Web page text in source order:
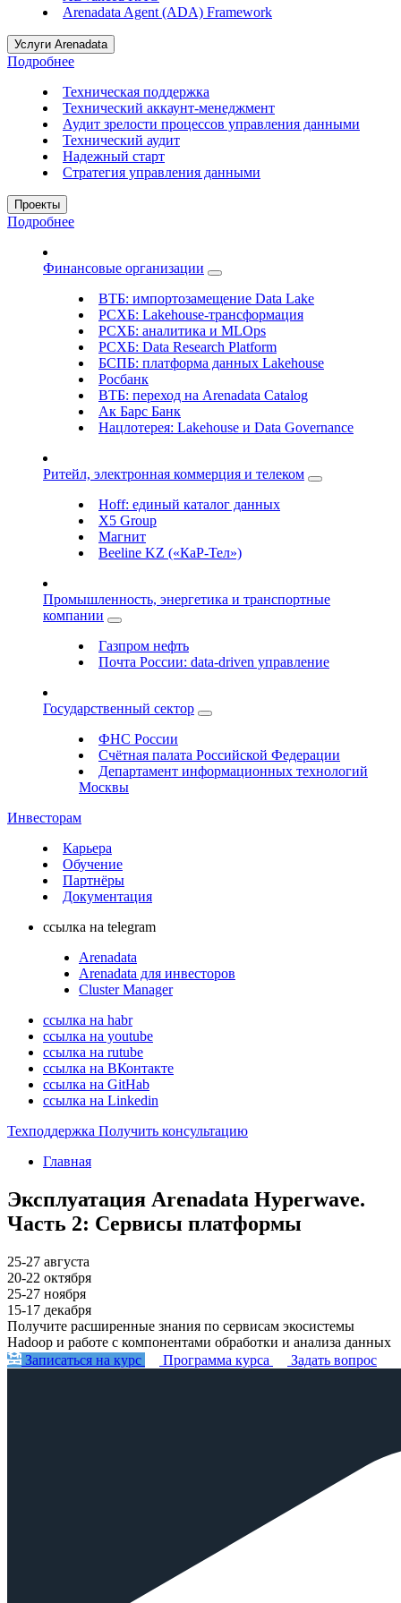
Arenadata Agent (ADA) Framework
Услуги Arenadata
Подробнее
Техническая поддержка
Технический аккаунт-менеджмент
Аудит зрелости процессов управления данными
Технический аудит
Надежный старт
Стратегия управления данными
Проекты
Подробнее
Финансовые организации
ВТБ: импортозамещение Data Lake
РСХБ: Lakehouse-трансформация
РСХБ: аналитика и MLOps
РСХБ: Data Research Platform
БСПБ: платформа данных Lakehouse
Росбанк
ВТБ: переход на Arenadata Catalog
Ак Барс Банк
Нацлотерея: Lakehouse и Data Governance
Ритейл, электронная коммерция и телеком
Hoff: единый каталог данных
X5 Group
Магнит
Beeline KZ («КаР-Тел»)
Промышленность, энергетика и транспортные
компании
Газпром нефть
Почта России: data-driven управление
Государственный сектор
ФНС России
Счётная палата Российской Федерации
Департамент информационных технологий
Москвы
Инвесторам
Карьера
Обучение
Партнёры
Документация
ссылка на telegram
Arenadata
Arenadata для инвесторов
Cluster Manager
ссылка на habr
ссылка на youtube
ссылка на rutube
ссылка на ВКонтакте
ссылка на GitHab
ссылка на Linkedin
Техподдержка Получить консультацию
Главная
Эксплуатация Arenadata Hyperwave.
Часть 2: Сервисы платформы
25-27 августа
20-22 октября
25-27 ноября
15-17 декабря
Получите расширенные знания по сервисам экосистемы
Hadoop и работе с компонентами обработки и анализа данных
Записаться на курс
Программа курса Задать вопрос